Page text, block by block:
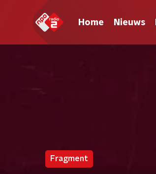
Home Nieuws
Fragment